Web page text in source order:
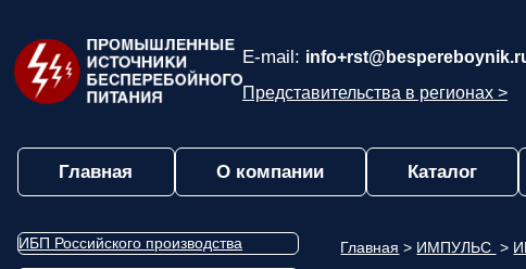
E-mail:
Представительства в регионах >
Главная О компании Каталог
ИБП Российского производства Главная > ИМПУЛЬС >